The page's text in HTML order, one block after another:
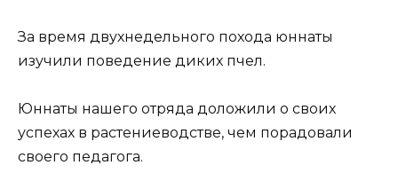
За время двухнедельного похода юннаты
изучили поведение диких пчел.
Юннаты нашего отряда доложили о своих
успехах в растениеводстве, чем порадовали
своего педагога.